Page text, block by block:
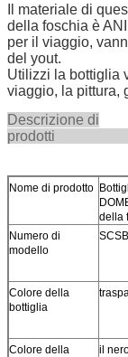
Il materiale di
della foschia è
per il viaggio,
del yout.
Utilizzi la bottiglia
viaggio, la pittura,
Descrizione di
Nome di prodotto
della
Numero di
modello
Colore della
bottiglia
Colore della il